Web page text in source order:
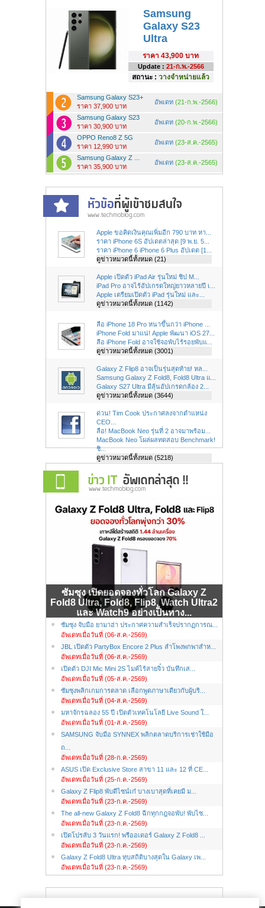
Samsung
Galaxy S23
Ultra
ราคา 43,900 บาท
Update : 21-ก.พ.-2566
สถานะ : วางจำหน่ายแล้ว
Samsung Galaxy S23+
ราคา 37,900 บาท
อัพเดท (21-ก.พ.-2566)
Samsung Galaxy S23
ราคา 30,900 บาท
อัพเดท (20-ก.พ.-2566)
OPPO Reno8 Z 5G
ราคา 12,990 บาท
อัพเดท (23-ส.ค.-2565)
Samsung Galaxy Z ...
ราคา 35,900 บาท
อัพเดท (23-ส.ค.-2565)
Apple ขอคิดเงินคุณเพิ่มอีก 790 บาท หา...
ราคา iPhone 6S อัปเดตล่าสุด [9 พ.ย. 5...
ราคา iPhone 6 iPhone 6 Plus อัปเดต [1...
ดูข่าวหมวดนี้ทั้งหมด (21)
Apple เปิดตัว iPad Air รุ่นใหม่ ชิป M...
iPad Pro อาจไร้อัปเกรดใหญ่ยาวหลายปี เ...
Apple เตรียมเปิดตัว iPad รุ่นใหม่ และ...
ดูข่าวหมวดนี้ทั้งหมด (1142)
ลือ iPhone 18 Pro หนาขึ้นกว่า iPhone ...
iPhone Fold มาแน่! Apple พัฒนา iOS 27...
ลือ iPhone Fold อาจใช้จอพับไร้รอยพับแ...
ดูข่าวหมวดนี้ทั้งหมด (3001)
Galaxy Z Flip8 อาจเป็นรุ่นสุดท้าย! หล...
Samsung Galaxy Z Fold8, Fold8 Ultra แ...
Galaxy S27 Ultra มีลุ้นอัปเกรดกล้อง 2...
ดูข่าวหมวดนี้ทั้งหมด (3644)
ด่วน! Tim Cook ประกาศลงจากตำแหน่ง
CEO...
ลือ! MacBook Neo รุ่นที่ 2 อาจมาพร้อม...
MacBook Neo โผล่ผลทดสอบ Benchmark!
ชิ...
ดูข่าวหมวดนี้ทั้งหมด (5218)
ซัมซุง เปิดยอดจองทั่วโลก Galaxy Z
Fold8 Ultra, Fold8, Flip8, Watch Ultra2
และ Watch9 อย่างเป็นทาง...
ซัมซุง จับมือ ยามาฮ่า ประกาศความสำเร็จปรากฏการณ...
อัพเดทเมื่อวันที่ (06-ส.ค.-2569)
JBL เปิดตัว PartyBox Encore 2 Plus ลำโพงพกพาสำห...
อัพเดทเมื่อวันที่ (06-ส.ค.-2569)
เปิดตัว DJI Mic Mini 2S ไมค์ไร้สายจิ๋ว บันทึกเส...
อัพเดทเมื่อวันที่ (05-ส.ค.-2569)
ซัมซุงพลิกเกมการตลาด เลือกพูดภาษาเดียวกับผู้บริ...
อัพเดทเมื่อวันที่ (04-ส.ค.-2569)
มหาจักรฉลอง 55 ปี เปิดตัวเทคโนโลยี Live Sound ใ...
อัพเดทเมื่อวันที่ (01-ส.ค.-2569)
SAMSUNG จับมือ SYNNEX พลิกตลาดบริการเช่าใช้มือ
ถ...
อัพเดทเมื่อวันที่ (28-ก.ค.-2569)
ASUS เปิด Exclusive Store สาขา 11 และ 12 ที่ CE...
อัพเดทเมื่อวันที่ (25-ก.ค.-2569)
Galaxy Z Flip8 พับดีไซน์เก๋ บางเบาสุดที่เคยมี ม...
อัพเดทเมื่อวันที่ (23-ก.ค.-2569)
The all-new Galaxy Z Fold8 ฉีกทุกกฎจอพับ! พับไซ...
อัพเดทเมื่อวันที่ (23-ก.ค.-2569)
เปิดโปรลับ 3 วันแรก! พรีออเดอร์ Galaxy Z Fold8 ...
อัพเดทเมื่อวันที่ (23-ก.ค.-2569)
Galaxy Z Fold8 Ultra ทุบสถิติบางสุดใน Galaxy เพ...
อัพเดทเมื่อวันที่ (23-ก.ค.-2569)